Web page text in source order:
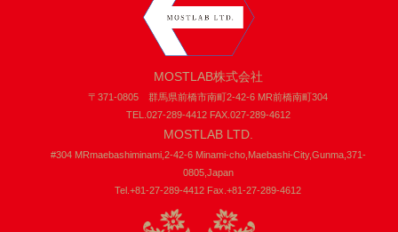
MOSTLAB株式会社
〒371-0805 群馬県前橋市南町2-42-6 MR前橋南町304
TEL.027-289-4412 FAX.027-289-4612
MOSTLAB LTD.
#304 MRmaebashiminami,2-42-6 Minami-cho,Maebashi-City,Gunma,371-
0805,Japan
Tel.+81-27-289-4412 Fax.+81-27-289-4612